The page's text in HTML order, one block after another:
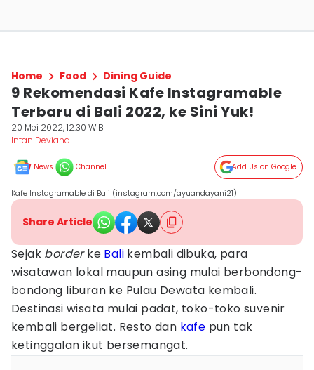
Home Food Dining Guide
9 Rekomendasi Kafe Instagramable
Terbaru di Bali 2022, ke Sini Yuk!
20 Mei 2022, 12:30 WIB
Intan Deviana
News Channel Add Us on Google
Kafe Instagramable di Bali (instagram.com/ayuandayani21)
Share Article
Sejak borderke Bali kembali dibuka, para
wisatawan lokal maupun asing mulai berbondong-
bondong liburan ke Pulau Dewata kembali.
Destinasi wisata mulai padat, toko-toko suvenir
kembali bergeliat. Resto dan kafe pun tak
ketinggalan ikut bersemangat.